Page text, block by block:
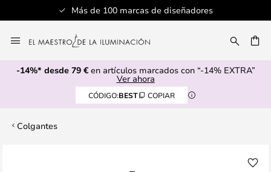
Más de 100 marcas de diseñadores
al
contenido
-14%* desde 79 €en artículos marcados con “-14% EXTRA”
Ver ahora
CÓDIGO:BEST COPIAR
Colgantes